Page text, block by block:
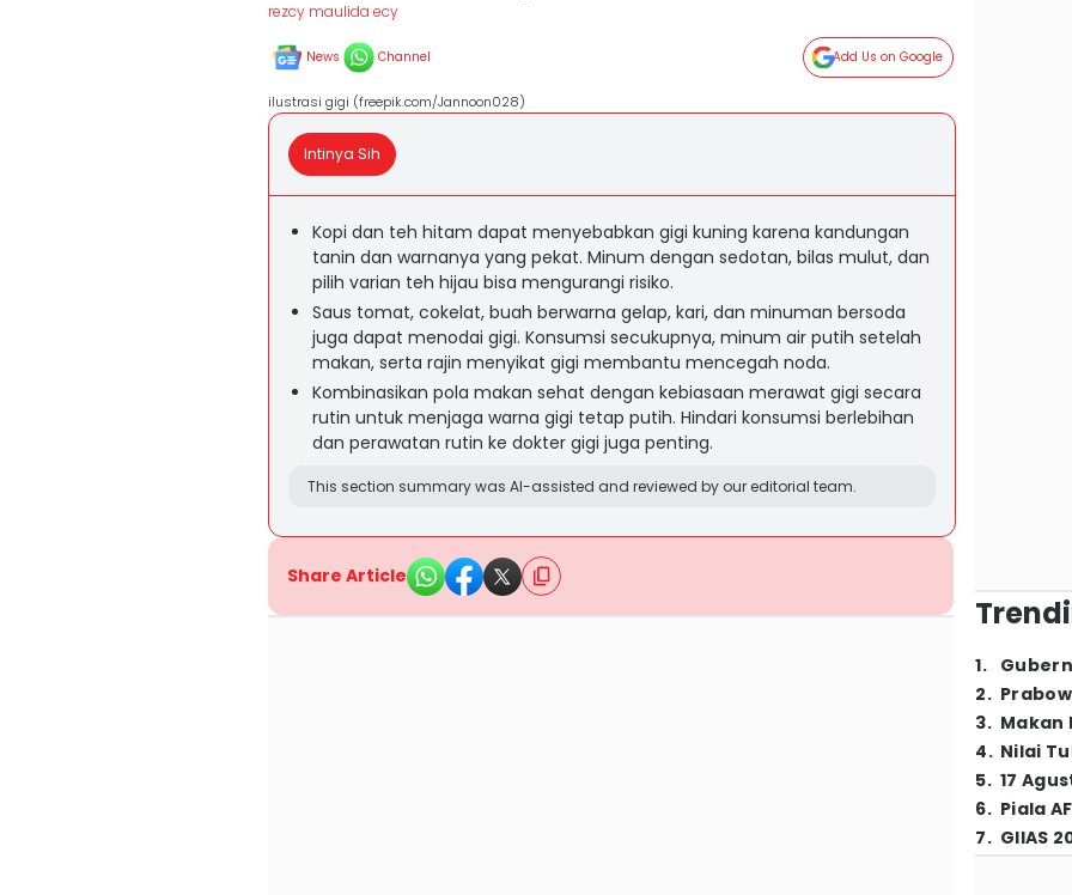
rezcy maulida ecy
News Channel Add Us on Google
ilustrasi gigi (freepik.com/Jannoon028)
Intinya Sih
Kopi dan teh hitam dapat menyebabkan gigi kuning karena kandungan
tanin dan warnanya yang pekat. Minum dengan sedotan, bilas mulut, dan
pilih varian teh hijau bisa mengurangi risiko.
Saus tomat, cokelat, buah berwarna gelap, kari, dan minuman bersoda
juga dapat menodai gigi. Konsumsi secukupnya, minum air putih setelah
makan, serta rajin menyikat gigi membantu mencegah noda.
Kombinasikan pola makan sehat dengan kebiasaan merawat gigi secara
rutin untuk menjaga warna gigi tetap putih. Hindari konsumsi berlebihan
dan perawatan rutin ke dokter gigi juga penting.
This section summary was AI-assisted and reviewed by our editorial team.
Share Article
1.
2.
3. Makan
4. Nilai
5. 17
6. Piala
7. GIIAS